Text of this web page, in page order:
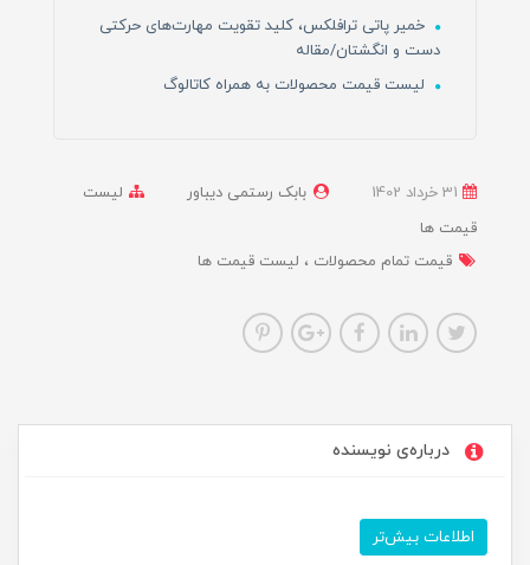
خمیر پاتی ترافلکس، کلید تقویت مهارت‌های حرکتی
دست و انگشتان/مقاله
لیست قیمت محصولات به همراه کاتالوگ
بابک رستمی دیباور
لیست
قیمت ها
قیمت تمام محصولات
لیست قیمت ها
درباره‌ی نویسنده
اطلاعات بیش‌تر